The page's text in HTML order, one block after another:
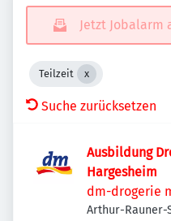
Jetzt Jobalarm
Teilzeit
Suche zurücksetzen
Ausbildung
Hargesheim
dm-drogerie
Arthur-Rauner-